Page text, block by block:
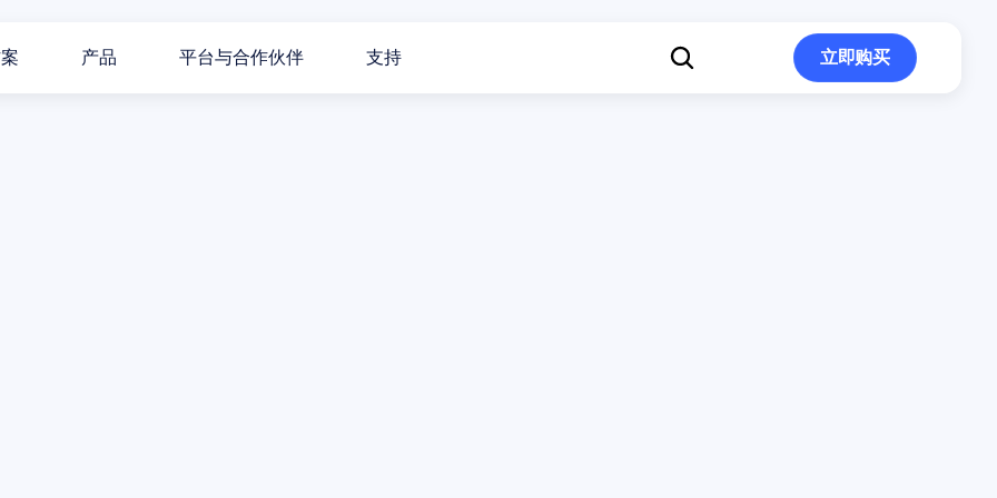
产品 平台与合作伙伴 支持
立即购买